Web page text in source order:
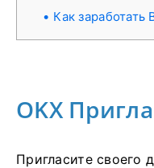
Как заработать
OKX
Пригласите своего